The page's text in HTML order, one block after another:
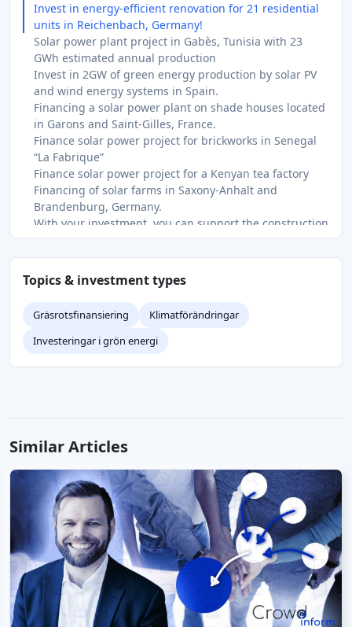
Invest in energy-efficient renovation for 21 residential
units in Reichenbach, Germany!
Solar power plant project in Gabès, Tunisia with 23
GWh estimated annual production
Invest in 2GW of green energy production by solar PV
and wind energy systems in Spain.
Financing a solar power plant on shade houses located
in Garons and Saint-Gilles, France.
Finance solar power project for brickworks in Senegal
“La Fabrique”
Finance solar power project for a Kenyan tea factory
Financing of solar farms in Saxony-Anhalt and
Brandenburg, Germany.
With your investment, you can support the construction
of three wind turbines in Brandenburg.
Financing of PV installation on buildings in Vogtland,
Germany.
The solar park has a nominal output of approx. 3,439
of Erfurt.
The project goal is asbestos remediation and installing
warehouse located in Catania, Italy. The project is
thermal energy and a total capacity of 230 MW of solar
energy.
Fiance 66,465 solar panels in the municipality of
Brummen, Netherlands
Contribution to the decarbonization of Spain, avoiding
CO2 emissions
Finance solar farm development in Spain
Topics & investment types
Gräsrotsfinansiering
Klimatförändringar
Investeringar i grön energi
Similar Articles